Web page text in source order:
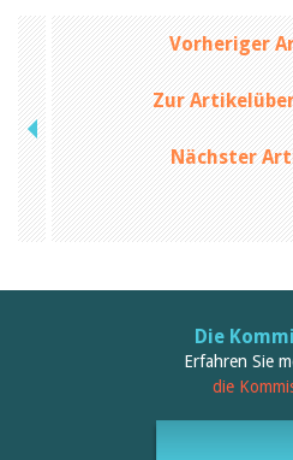
Vorheriger
Zur
Nächster
Die
Erfahren Sie
die